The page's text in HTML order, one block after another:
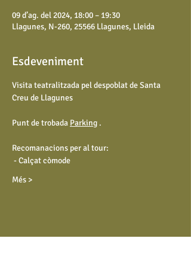
09 d’ag. del 2024, 18:00 – 19:30
Llagunes, N-260, 25566 Llagunes, Lleida
Esdeveniment
Visita teatralitzada pel despoblat de Santa
Creu de Llagunes
Punt de trobada Parking .
Recomanacions per al tour:
- Calçat còmode
Més >